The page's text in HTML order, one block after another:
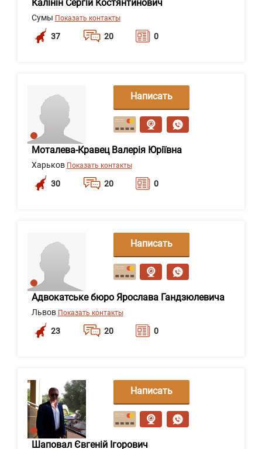
Калінін Сергій Костянтинович
Сумы Показать контакты
37 20 0
Моталева-Кравец Валерія Юріївна
Харьков Показать контакты
30 20 0
Написать
сообщение
Адвокатське бюро Ярослава Гандзюлевича
Львов Показать контакты
23 20 0
Написать
сообщение
Шаповал Євгеній Ігорович
Написать
сообщение